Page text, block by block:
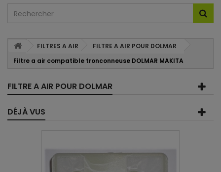
FILTRES A AIR
FILTRE A AIR POUR DOLMAR
Filtre a air compatible tronconneuse DOLMAR MAKITA
FILTRE A AIR POUR DOLMAR
DÉJÀ VUS